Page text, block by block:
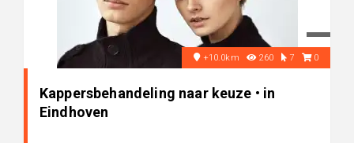
+10.0km 260 7 0
Kappersbehandeling naar keuze • in
Eindhoven